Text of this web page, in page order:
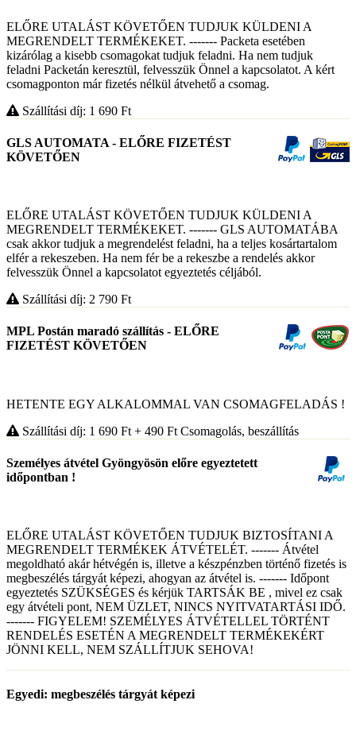
ELŐRE UTALÁST KÖVETŐEN TUDJUK KÜLDENI A
MEGRENDELT TERMÉKEKET. ------- Packeta esetében
kizárólag a kisebb csomagokat tudjuk feladni. Ha nem tudjuk
feladni Packetán keresztül, felvesszük Önnel a kapcsolatot. A kért
csomagponton már fizetés nélkül átvehető a csomag.
Szállítási díj: 1 690 Ft
GLS AUTOMATA - ELŐRE FIZETÉST
KÖVETŐEN
ELŐRE UTALÁST KÖVETŐEN TUDJUK KÜLDENI A
MEGRENDELT TERMÉKEKET. ------- GLS AUTOMATÁBA
csak akkor tudjuk a megrendelést feladni, ha a teljes kosártartalom
elfér a rekeszeben. Ha nem fér be a rekeszbe a rendelés akkor
felvesszük Önnel a kapcsolatot egyeztetés céljából.
Szállítási díj: 2 790 Ft
MPL Postán maradó szállítás - ELŐRE
FIZETÉST KÖVETŐEN
HETENTE EGY ALKALOMMAL VAN CSOMAGFELADÁS !
Szállítási díj: 1 690 Ft + 490 Ft Csomagolás, beszállítás
Személyes átvétel Gyöngyösön előre egyeztetett
időpontban !
ELŐRE UTALÁST KÖVETŐEN TUDJUK BIZTOSÍTANI A
MEGRENDELT TERMÉKEK ÁTVÉTELÉT. ------- Átvétel
megoldható akár hétvégén is, illetve a készpénzben történő fizetés is
megbeszélés tárgyát képezi, ahogyan az átvétel is. ------- Időpont
egyeztetés SZÜKSÉGES és kérjük TARTSÁK BE , mivel ez csak
egy átvételi pont, NEM ÜZLET, NINCS NYITVATARTÁSI IDŐ.
------- FIGYELEM! SZEMÉLYES ÁTVÉTELLEL TÖRTÉNT
RENDELÉS ESETÉN A MEGRENDELT TERMÉKEKÉRT
JÖNNI KELL, NEM SZÁLLÍTJUK SEHOVA!
Egyedi: megbeszélés tárgyát képezi